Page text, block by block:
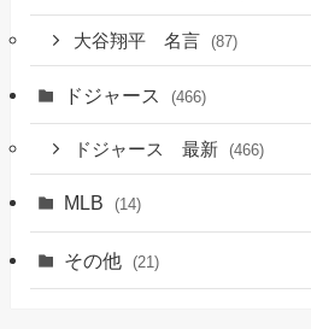
大谷翔平 名言 (87)
ドジャース (466)
ドジャース 最新 (466)
MLB (14)
その他 (21)